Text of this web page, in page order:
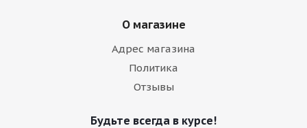
О магазине
Адрес магазина
Политика
Отзывы
Будьте всегда в курсе!